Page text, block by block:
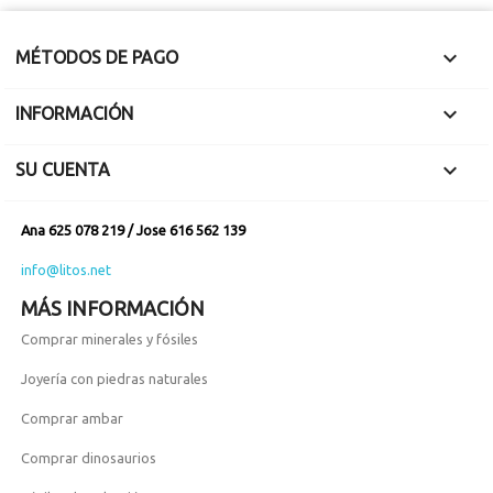
MÉTODOS DE PAGO 
INFORMACIÓN 
SU CUENTA 
Ana 625 078 219 / Jose 616 562 139
info@litos.net
MÁS INFORMACIÓN
Comprar minerales y fósiles
Joyería con piedras naturales
Comprar ambar
Comprar dinosaurios